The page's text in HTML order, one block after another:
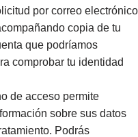
por correo electrónico
copia de tu
que podríamos
comprobar tu identidad
de acceso permite
sobre sus datos
Podrás